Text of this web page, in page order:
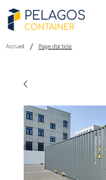
Accueil /
Page d'article